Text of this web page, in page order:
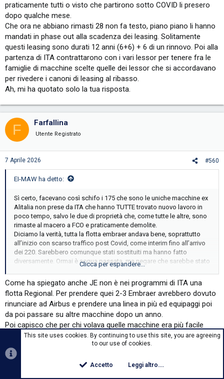
Ma che davvero mi modifichi i post (in cui manco rispondevo a te)?
Suma propi bin ciapa' eh Farfallina.
praticamente tutti o visto che partirono sotto COVID li presero
dopo qualche mese.
Che ora ne abbiano rimasti 28 non fa testo, piano piano li hanno
mandati in phase out alla scadenza dei leasing. Solitamente
questi leasing sono durati 12 anni (6+6) + 6 di un rinnovo. Poi alla
partenza di ITA contrattarono con i vari lessor per tenere fra le
famiglie di macchine scelte quelle dei lessor che si accordavano
per rivedere i canoni di leasing al ribasso.
Ah, mi ha quotato solo la tua risposta.
F Farfallina
Utente Registrato
7 Aprile 2026 #560
EI-MAW ha detto:
Sì certo, facevano così schifo i 175 che sono le uniche macchine ex
Alitalia non prese da ITA che hanno TUTTE trovato nuovo lavoro in
poco tempo, salvo le due di proprietà che, come tutte le altre, sono
rimaste al macero a FCO e praticamente demolite.
Diciamo la verità, tutta la flotta embraer andava bene, soprattutto
all’inizio con scarso traffico post Covid, come interim fino all’arrivo
dei 220. Sarebbero comunque stati sostituiti ma hanno fatto
diversamente. Ormai è acqua passata, ma negare che sarebbe stato
più logico non vedo perché ostinarsi.
Clicca per espandere...
Come ha spiegato anche JE non è nei programmi di ITA una
flotta Regional. Per prendere quei 2-3 Embraer avrebbero dovuto
rinunciare ad Airbus e prendere una linea in più ed equipaggi poi
da poi passare su altre macchine dopo un anno.
Poi capisco che per chi volava quelle macchine era più facile
essere assunto se le avessero tenute, ma non aveva senso
come ha specificato JE.
This site uses cookies. By continuing to use this site, you are agreeing
to our use of cookies.
Accetto Leggi altro....